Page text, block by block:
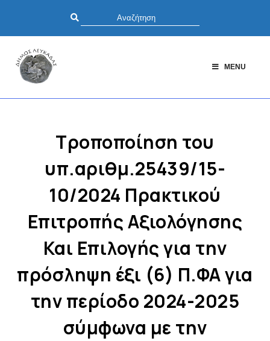
MENU
Τροποποίηση του
υπ.αριθμ.25439/15-
10/2024 Πρακτικού
Επιτροπής Αξιολόγησης
Και Επιλογής για την
πρόσληψη έξι (6) Π.ΦΑ για
την περίοδο 2024-2025
σύμφωνα με την